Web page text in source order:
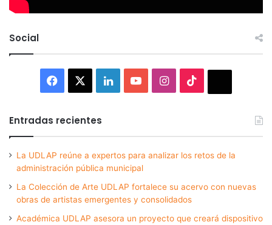
Social
Facebook LinkedInYouTubeInstagram
Entradas recientes
La UDLAP reúne a expertos para analizar los retos de la
administración pública municipal
La Colección de Arte UDLAP fortalece su acervo con nuevas
obras de artistas emergentes y consolidados
Académica UDLAP asesora un proyecto que creará dispositivo